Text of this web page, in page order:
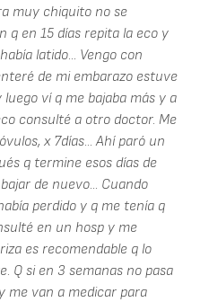
muy chiquito no se
q en 15 días repita la eco y
latido... Vengo con
de mi embarazo estuve
luego ví q me bajaba más y a
consulté a otro doctor. Me
x 7días... Ahí paró un
q termine esos días de
de nuevo... Cuando
perdido y q me tenía q
en un hosp y me
es recomendable q lo
Q si en 3 semanas no pasa
me van a medicar para